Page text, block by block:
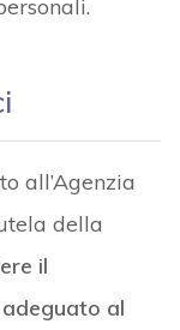
all’Agenzia
della
il
al